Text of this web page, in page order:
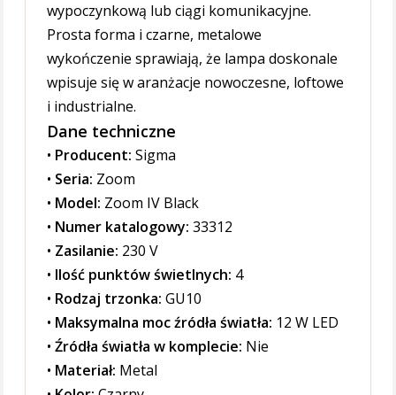
wypoczynkową lub ciągi komunikacyjne.
Prosta forma i czarne, metalowe
wykończenie sprawiają, że lampa doskonale
wpisuje się w aranżacje nowoczesne, loftowe
i industrialne.
Dane techniczne
• Producent: Sigma
• Seria: Zoom
• Model: Zoom IV Black
• Numer katalogowy: 33312
• Zasilanie: 230 V
• Ilość punktów świetlnych: 4
• Rodzaj trzonka: GU10
• Maksymalna moc źródła światła: 12 W LED
•Źródła światła w komplecie: Nie
• Materiał: Metal